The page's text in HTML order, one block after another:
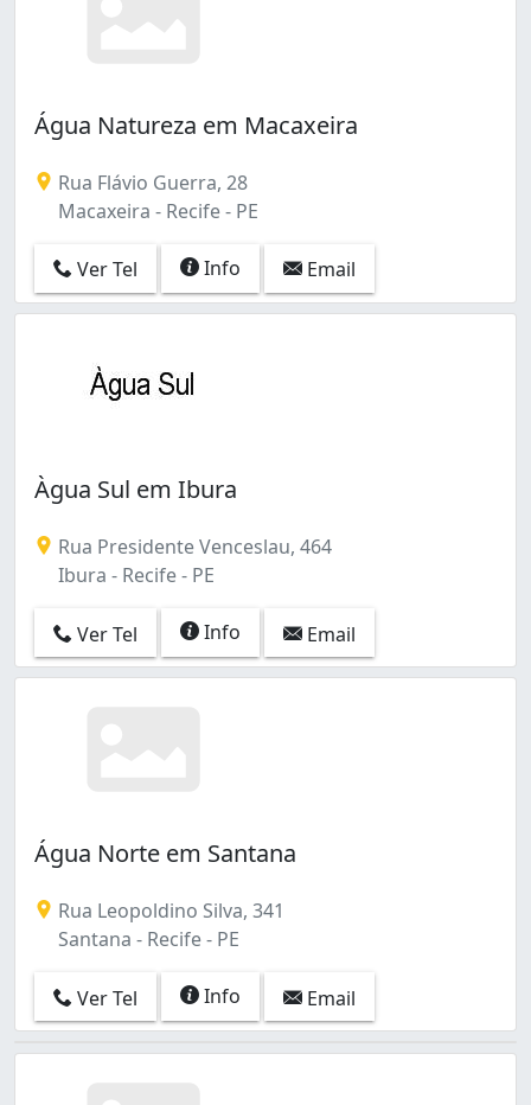
Água Natureza em Macaxeira
Rua Flávio Guerra, 28
Macaxeira - Recife - PE
Ver Tel Info Email
Àgua Sul em Ibura
Rua Presidente Venceslau, 464
Ibura - Recife - PE
Ver Tel Info Email
Água Norte em Santana
Rua Leopoldino Silva, 341
Santana - Recife - PE
Ver Tel Info Email